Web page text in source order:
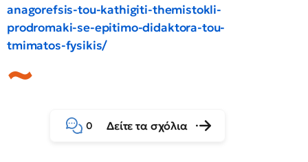
anagorefsis-tou-kathigiti-themistokli-
prodromaki-se-epitimo-didaktora-tou-
tmimatos-fysikis/
0 Δείτε τα σχόλια